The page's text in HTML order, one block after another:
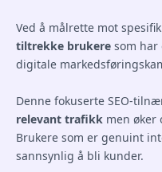
Ved å målrette mot
tiltrekke brukere som
digitale
Denne fokuserte SEO-
relevant trafikk men øker
Brukere som er genuint
sannsynlig å bli kunder.